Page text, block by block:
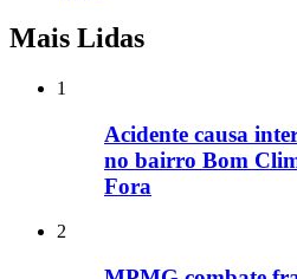
Mais Lidas
1
Acidente causa
no bairro Bom
Fora
2